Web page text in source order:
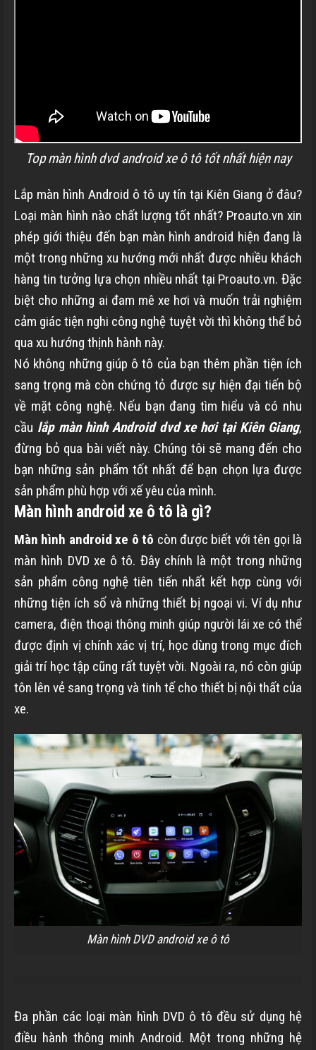
Top màn hình dvd android xe ô tô tốt nhất hiện nay
Lắp màn hình Android ô tô uy tín tại Kiên Giang ở đâu?
Loại màn hình nào chất lượng tốt nhất? Proauto.vn xin
phép giới thiệu đến bạn màn hình android hiện đang là
một trong những xu hướng mới nhất được nhiều khách
hàng tin tưởng lựa chọn nhiều nhất tại Proauto.vn. Đặc
biệt cho những ai đam mê xe hơi và muốn trải nghiệm
cảm giác tiện nghi công nghệ tuyệt vời thì không thể bỏ
qua xu hướng thịnh hành này.
Nó không những giúp ô tô của bạn thêm phần tiện ích
sang trọng mà còn chứng tỏ được sự hiện đại tiến bộ
về mặt công nghệ. Nếu bạn đang tìm hiểu và có nhu
cầu lắp màn hình Android dvd xe hơi tại Kiên Giang,
đừng bỏ qua bài viết này. Chúng tôi sẽ mang đến cho
bạn những sản phẩm tốt nhất để bạn chọn lựa được
sản phẩm phù hợp với xế yêu của mình.
Màn hình android xe ô tô là gì?
Màn hình android xe ô tô còn được biết với tên gọi là
màn hình DVD xe ô tô. Đây chính là một trong những
sản phẩm công nghệ tiên tiến nhất kết hợp cùng với
những tiện ích số và những thiết bị ngoại vi. Ví dụ như
camera, điện thoại thông minh giúp người lái xe có thể
được định vị chính xác vị trí, học dùng trong mục đích
giải trí học tập cũng rất tuyệt vời. Ngoài ra, nó còn giúp
tôn lên vẻ sang trọng và tinh tế cho thiết bị nội thất của
xe.
Màn hình DVD android xe ô tô
Đa phần các loại màn hình DVD ô tô đều sử dụng hệ
điều hành thông minh Android. Một trong những hệ